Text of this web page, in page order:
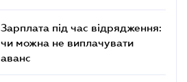
Зарплата під час відрядження:
чи можна не виплачувати
аванс